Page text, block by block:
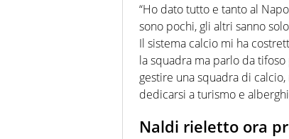
“Ho dato tutto e tanto al
sono pochi, gli altri sanno
Il sistema calcio mi ha
la squadra ma parlo da
gestire una squadra di
dedicarsi a turismo e
Naldi rieletto ora